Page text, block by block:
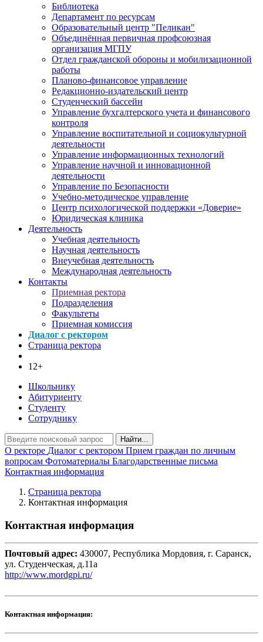
Библиотека
Департамент по ресурсам
Образовательный центр "Пеликан"
Объединённая первичная профсоюзная
организация МГПУ
Отдел гражданской обороны и мобилизационной
работы
Планово-финансовое управление
Редакционно-издательский центр
Студенческий бассейн
Управление бухгалтерского учета и финансового
контроля
Управление воспитательной и социокультурной
деятельности
Управление информационных технологий
Управление научной и инновационной
деятельности
Управление по Безопасности
Учебно-методическое управление
Центр психологической поддержки «Доверие»
Юридическая клиника
Деятельность
Учебная деятельность
Научная деятельность
Внеучебная деятельность
Международная деятельность
Контакты
Приемная ректора
Подразделения
Факультеты
Приемная комиссия
Диалог с ректором
Страница ректора
12+
Школьнику
Абитуриенту
Студенту
Сотруднику
Найти...
О ректоре Диалог с ректором Прием граждан по личным
вопросам Фотоматериалы Благодарственные письма
Контактная информация
Страница ректора
Контактная информация
Контактная информация
Почтовый адрес: 430007, Республика Мордовия, г. Саранск,
ул. Студенческая, д.11а
http://www.mordgpi.ru/
Контактная информация: